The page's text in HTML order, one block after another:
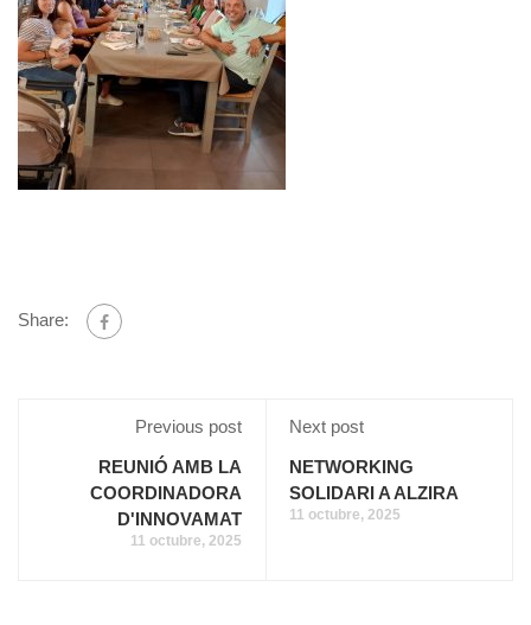
Share:
Previous post
REUNIÓ AMB LA
COORDINADORA
D'INNOVAMAT
11 octubre, 2025
Next post
NETWORKING
SOLIDARI A ALZIRA
11 octubre, 2025